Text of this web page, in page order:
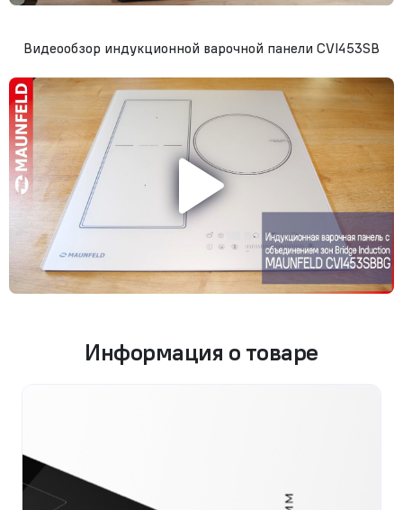
Видеообзор индукционной варочной панели CVI453SB
Информация о товаре